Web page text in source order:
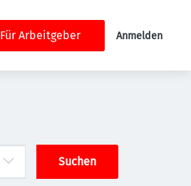
Für Arbeitgeber Anmelden
Suchen